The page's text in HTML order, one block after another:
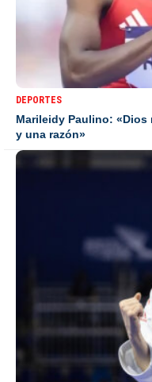
DEPORTES
Marileidy Paulino:
y una razón»